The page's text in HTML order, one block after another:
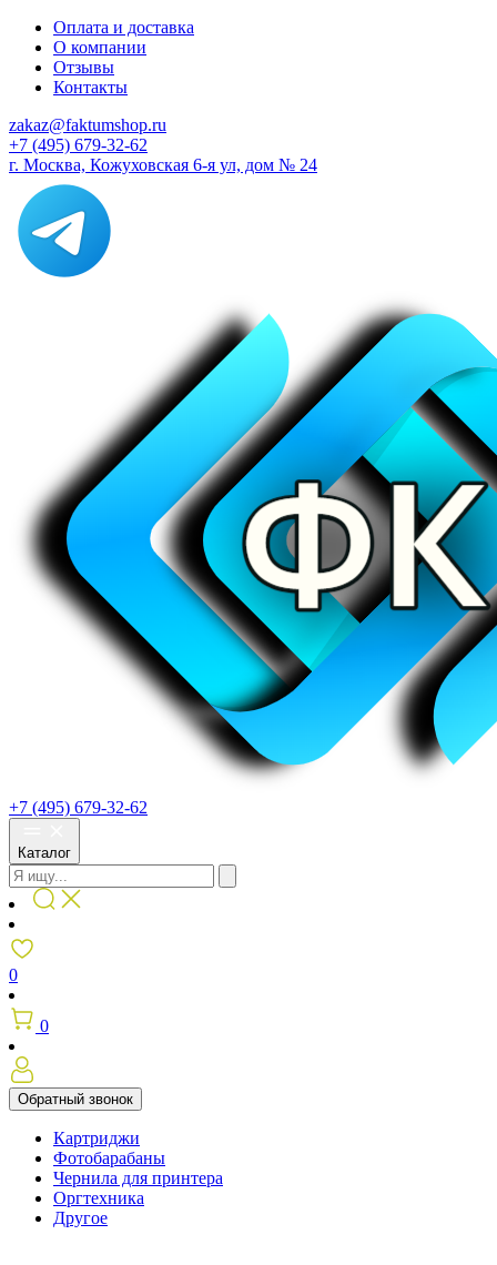
Оплата и доставка
О компании
Отзывы
Контакты
zakaz@faktumshop.ru
+7 (495) 679-32-62
г. Москва, Кожуховская 6-я ул, дом № 24
+7 (495) 679-32-62
Каталог
0
0
Обратный звонок
Картриджи
Фотобарабаны
Чернила для принтера
Оргтехника
Другое